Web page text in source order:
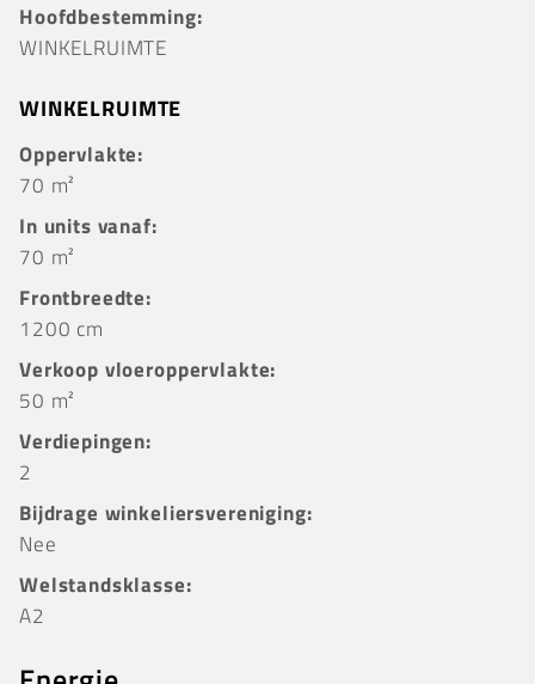
Hoofdbestemming:
WINKELRUIMTE
WINKELRUIMTE
Oppervlakte:
70 m²
In units vanaf:
70 m²
Frontbreedte:
1200 cm
Verkoop vloeroppervlakte:
50 m²
Verdiepingen:
2
Bijdrage winkeliersvereniging:
Nee
Welstandsklasse:
A2